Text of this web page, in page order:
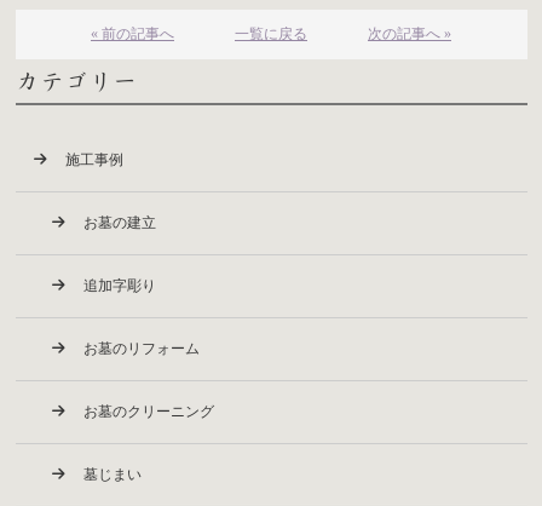
« 前の記事へ 一覧に戻る 次の記事へ »
カテゴリー
施工事例
お墓の建立
追加字彫り
お墓のリフォーム
お墓のクリーニング
墓じまい